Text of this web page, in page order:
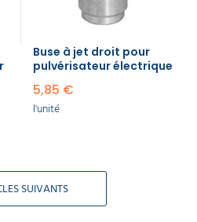
Buse à jet droit pour
pulvérisateur électrique
5,85 €
l'unité
SUIVANTS